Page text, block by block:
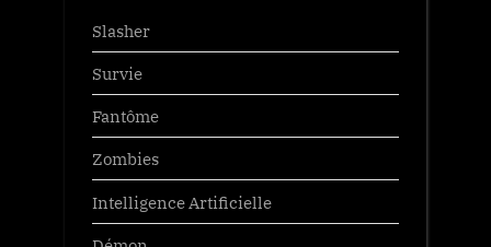
Slasher
Survie
Fantôme
Zombies
Intelligence Artificielle